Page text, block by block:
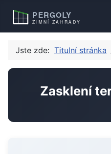
Jste zde: Titulní stránka
Zasklení